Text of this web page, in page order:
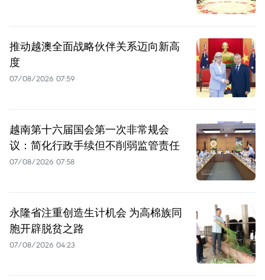
推动越澳全面战略伙伴关系迈向新高
度
07/08/2026 07:59
越南第十六届国会第一次非常规会
议：简化行政手续但不削弱监管责任
07/08/2026 07:58
永隆省注重创造生计机会 为高棉族同
胞开辟脱贫之路
07/08/2026 04:23